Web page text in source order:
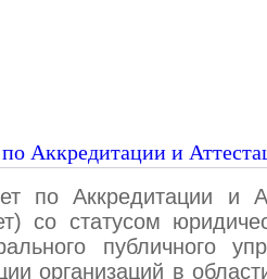
Аккредитации и
по Аккредитации и
со статусом
публичного
организаций в